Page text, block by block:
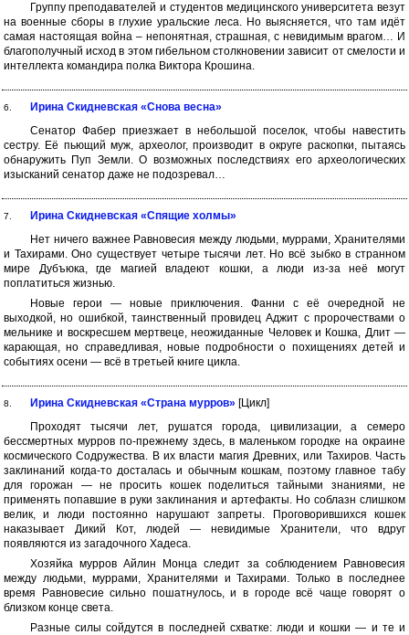
Группу преподавателей и студентов медицинского университета везут
на военные сборы в глухие уральские леса. Но выясняется, что там идёт
самая настоящая война – непонятная, страшная, с невидимым врагом… И
благополучный исход в этом гибельном столкновении зависит от смелости и
интеллекта командира полка Виктора Крошина.
6.
Ирина Скидневская «Снова весна»
Сенатор Фабер приезжает в небольшой поселок, чтобы навестить
сестру. Её пьющий муж, археолог, производит в округе раскопки, пытаясь
обнаружить Пуп Земли. О возможных последствиях его археологических
изысканий сенатор даже не подозревал…
7.
Ирина Скидневская «Спящие холмы»
Нет ничего важнее Равновесия между людьми, муррами, Хранителями
и Тахирами. Оно существует четыре тысячи лет. Но всё зыбко в странном
мире Дубъюка, где магией владеют кошки, а люди из-за неё могут
поплатиться жизнью.
Новые герои — новые приключения. Фанни с её очередной не
выходкой, но ошибкой, таинственный провидец Аджит с пророчествами о
мельнике и воскресшем мертвеце, неожиданные Человек и Кошка, Длит —
карающая, но справедливая, новые подробности о похищениях детей и
событиях осени — всё в третьей книге цикла.
8. Ирина Скидневская «Страна мурров» [Цикл]
Проходят тысячи лет, рушатся города, цивилизации, а семеро
бессмертных мурров по-прежнему здесь, в маленьком городке на окраине
космического Содружества. В их власти магия Древних, или Тахиров. Часть
заклинаний когда-то досталась и обычным кошкам, поэтому главное табу
для горожан — не просить кошек поделиться тайными знаниями, не
применять попавшие в руки заклинания и артефакты. Но соблазн слишком
велик, и люди постоянно нарушают запреты. Проговорившихся кошек
наказывает Дикий Кот, людей — невидимые Хранители, что вдруг
появляются из загадочного Хадеса.
Хозяйка мурров Айлин Монца следит за соблюдением Равновесия
между людьми, муррами, Хранителями и Тахирами. Только в последнее
время Равновесие сильно пошатнулось, и в городе всё чаще говорят о
близком конце света.
Разные силы сойдутся в последней схватке: люди и кошки — и те и